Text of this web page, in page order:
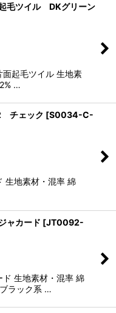
毛ツイル DKグリーン
起毛ツイル 生地素
…
チェック [S0034-C-
生地素材・混率 綿
ャカード [JT0092-
生地素材・混率 綿
ラック系 …